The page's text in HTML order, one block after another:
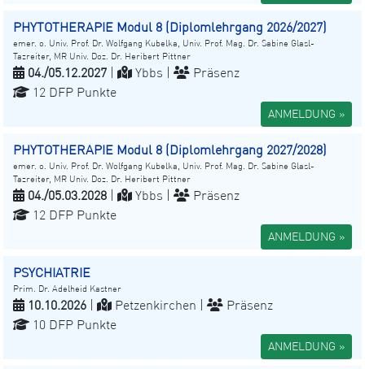
PHYTOTHERAPIE Modul 8 (Diplomlehrgang 2026/2027)
emer. o. Univ. Prof. Dr. Wolfgang Kubelka, Univ. Prof. Mag. Dr. Sabine Glasl-
Tazreiter, MR Univ. Doz. Dr. Heribert Pittner
04./05.12.2027 Ybbs |
Präsenz
12 DFP Punkte
ANMELDUNG »
PHYTOTHERAPIE Modul 8 (Diplomlehrgang 2027/2028)
emer. o. Univ. Prof. Dr. Wolfgang Kubelka, Univ. Prof. Mag. Dr. Sabine Glasl-
Tazreiter, MR Univ. Doz. Dr. Heribert Pittner
04./05.03.2028 Ybbs |
Präsenz
12 DFP Punkte
ANMELDUNG »
PSYCHIATRIE
Prim. Dr. Adelheid Kastner
10.10.2026 Petzenkirchen |
Präsenz
10 DFP Punkte
ANMELDUNG »